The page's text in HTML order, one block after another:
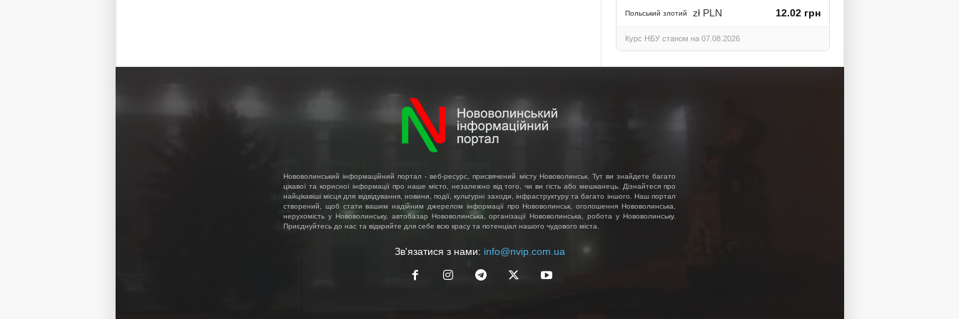
Польський злотий zł PLN 12.02 грн
Курс НБУ станом на 07.08.2026
Нововолинський інформаційний портал - веб-ресурс, присвячений місту Нововолинськ. Тут ви знайдете багато
цікавої та корисної інформації про наше місто, незалежно від того, чи ви гість або мешканець. Дізнайтеся про
найцікавіші місця для відвідування, новини, події, культурні заходи, інфраструктуру та багато іншого. Наш портал
створений, щоб стати вашим надійним джерелом інформації про Нововолинськ, оголошення Нововолинська,
нерухомість у Нововолинську, автобазар Нововолинська, організації Нововолинська, робота у Нововолинську.
Приєднуйтесь до нас та відкрийте для себе всю красу та потенціал нашого чудового міста.
Зв'язатися з нами: info@nvip.com.ua